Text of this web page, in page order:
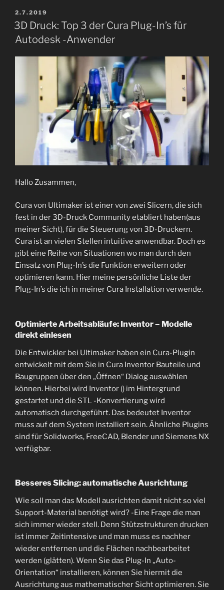
VERÖFFENTLICHT
AM
2.7.2019
3D Druck: Top 3 der Cura Plug-In’s für
Autodesk -Anwender
Hallo Zusammen,
Cura von Ultimaker ist einer von zwei Slicern, die sich
fest in der 3D-Druck Community etabliert haben(aus
meiner Sicht), für die Steuerung von 3D-Druckern.
Cura ist an vielen Stellen intuitive anwendbar. Doch es
gibt eine Reihe von Situationen wo man durch den
Einsatz von Plug-In’s die Funktion erweitern oder
optimieren kann. Hier meine persönliche Liste der
Plug-In’s die ich in meiner Cura Installation verwende.
Optimierte Arbeitsabläufe: Inventor – Modelle
direkt einlesen
Die Entwickler bei Ultimaker haben ein Cura-Plugin
entwickelt mit dem Sie in Cura Inventor Bauteile und
Baugruppen über den „Öffnen“ Dialog auswählen
können. Hierbei wird Inventor () im Hintergrund
gestartet und die STL -Konvertierung wird
automatisch durchgeführt. Das bedeutet Inventor
muss auf dem System installiert sein. Ähnliche Plugins
sind für Solidworks, FreeCAD, Blender und Siemens NX
verfügbar.
Besseres Slicing: automatische Ausrichtung
Wie soll man das Modell ausrichten damit nicht so viel
Support-Material benötigt wird? -Eine Frage die man
sich immer wieder stell. Denn Stützstrukturen drucken
ist immer Zeitintensive und man muss es nachher
wieder entfernen und die Flächen nachbearbeitet
werden (glätten). Wenn Sie das Plug-In „Auto-
Orientation“ installieren, können Sie hiermit die
Ausrichtung aus mathematischer Sicht optimieren. Sie